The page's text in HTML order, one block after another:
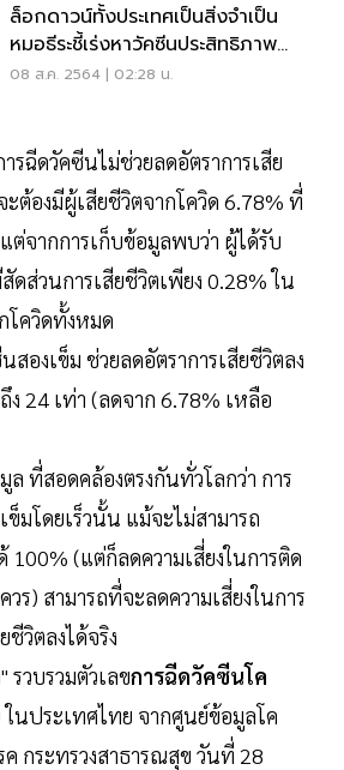
ล็อกดาวน์ทั้งประเทศเป็นสิ่งจำเป็น
หมอธีระชี้เร่งหาวัคซีนประสิทธิภาพ
สูง
08 ส.ค. 2564 | 02:28 น.
รฉีดวัคซีนไม่ช่วยลดอัตราการเสีย
ะต้องมีผู้เสียชีวิตจากโควิด 6.78% ที่
ต่จากการเก็บข้อมูลพบว่า ผู้ได้รับ
ดส่วนการเสียชีวิตเพียง 0.28% ใน
โควิดทั้งหมด
สองเข็ม ช่วยลดอัตราการเสียชีวิตลง
24 เท่า (ลดจาก 6.78% เหลือ
ที่สอดคล้องตรงกันทั่วโลกว่า การ
มโดยเร็วนั้น แม้จะไม่สามารถ
100% (แต่ก็ลดความเสี่ยงในการติด
ร) สามารถที่จะลดความเสี่ยงในการ
วิตลงได้จริง
วบรวมตัวเลขการฉีดวัคซีนโค
ในประเทศไทย จากศูนย์ข้อมูลโค
กระทรวงสาธารณสุข วันที่ 28